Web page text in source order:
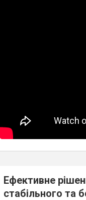
Ефективне
стабільного та